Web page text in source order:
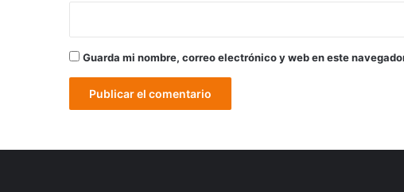
Guarda mi nombre, correo electrónico y web en este